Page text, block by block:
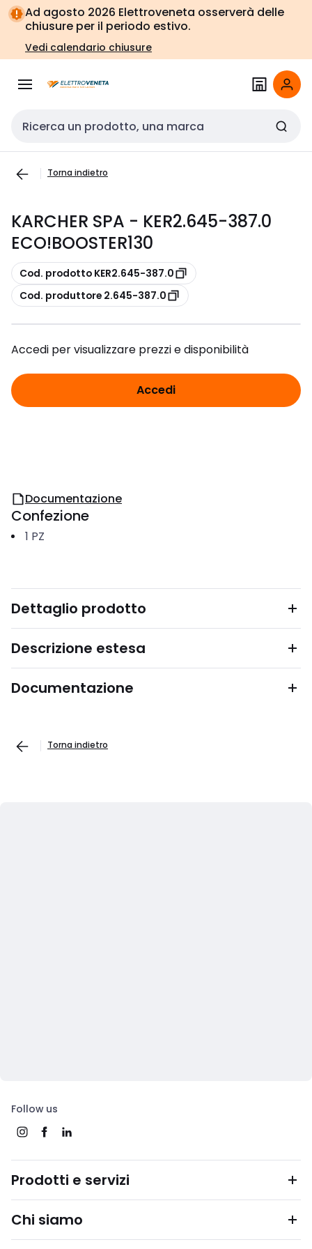
Vai alla
navigazione
Vai
alla
pagina
Ad agosto 2026 Elettroveneta osserverà delle
chiusure per il periodo estivo.
Vedi calendario chiusure
Cerca input
Torna indietro
KARCHER SPA - KER2.645-387.0
ECO!BOOSTER130
copia
Cod. prodotto KER2.645-387.0
copia
Cod. produttore 2.645-387.0
Accedi per visualizzare prezzi e disponibilità
Accedi
Documentazione
Confezione
1 PZ
Dettaglio prodotto
Descrizione estesa
Documentazione
Torna indietro
Follow us
Prodotti e servizi
Chi siamo